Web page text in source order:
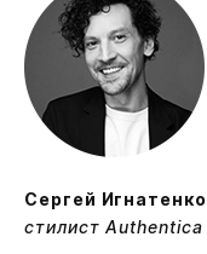
Сергей Игнатенко
стилист Authentica